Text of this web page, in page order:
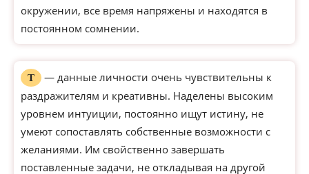
окружении, все время напряжены и находятся в
постоянном сомнении.
Т
— данные личности очень чувствительны к
раздражителям и креативны. Наделены высоким
уровнем интуиции, постоянно ищут истину, не
умеют сопоставлять собственные возможности с
желаниями. Им свойственно завершать
поставленные задачи, не откладывая на другой